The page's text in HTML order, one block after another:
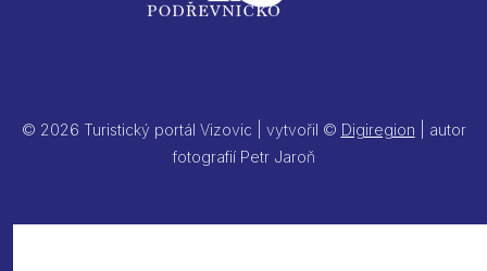
© 2026 Turistický portál Vizovic | vytvořil © Digiregion | autor
fotografií Petr Jaroň